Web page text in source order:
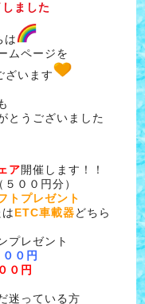
ました
は
ムページを
ざいます
とうございました
ア開催します！！
５００円分）
トプレゼント
はETC車載器どちら
プレゼント
０円
０円
迷っている方